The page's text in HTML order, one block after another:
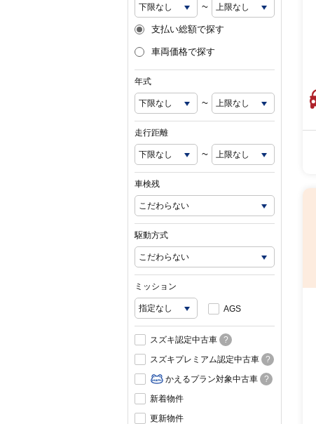
~
支払い総額で探す
車両価格で探す
年式
~
走行距離
~
車検残
駆動方式
ミッション
AGS
スズキ認定中古車
?
スズキプレミアム認定中古車
?
かえるプラン対象中古車
?
新着物件
更新物件